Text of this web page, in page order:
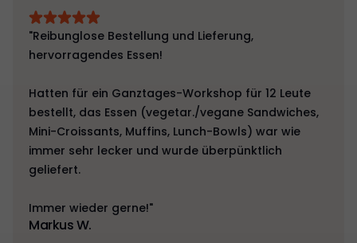
"Reibunglose Bestellung und Lieferung,
hervorragendes Essen!
Hatten für ein Ganztages-Workshop für 12 Leute
bestellt, das Essen (vegetar./vegane Sandwiches,
Mini-Croissants, Muffins, Lunch-Bowls) war wie
immer sehr lecker und wurde überpünktlich
geliefert.
Immer wieder gerne!"
Markus W.